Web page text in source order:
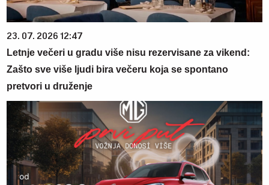
23. 07. 2026 12:47
Letnje večeri u gradu više nisu rezervisane za vikend:
Zašto sve više ljudi bira večeru koja se spontano
pretvori u druženje